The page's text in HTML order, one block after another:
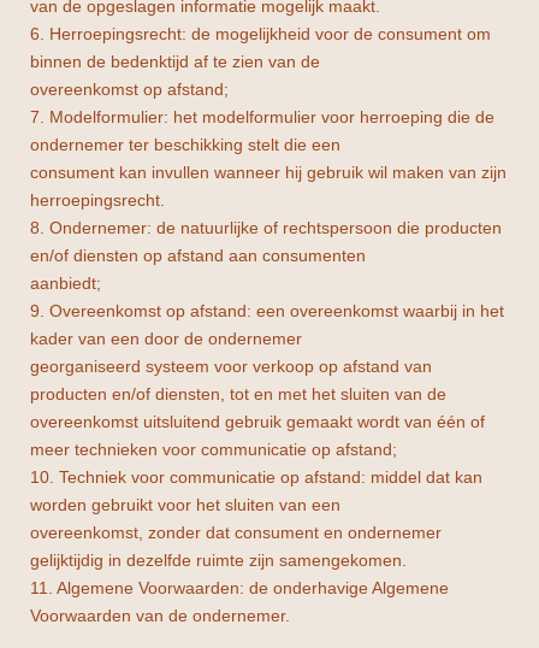
van de opgeslagen informatie mogelijk maakt.
6. Herroepingsrecht: de mogelijkheid voor de consument om
binnen de bedenktijd af te zien van de
overeenkomst op afstand;
7. Modelformulier: het modelformulier voor herroeping die de
ondernemer ter beschikking stelt die een
consument kan invullen wanneer hij gebruik wil maken van zijn
herroepingsrecht.
8. Ondernemer: de natuurlijke of rechtspersoon die producten
en/of diensten op afstand aan consumenten
aanbiedt;
9. Overeenkomst op afstand: een overeenkomst waarbij in het
kader van een door de ondernemer
georganiseerd systeem voor verkoop op afstand van
producten en/of diensten, tot en met het sluiten van de
overeenkomst uitsluitend gebruik gemaakt wordt van één of
meer technieken voor communicatie op afstand;
10. Techniek voor communicatie op afstand: middel dat kan
worden gebruikt voor het sluiten van een
overeenkomst, zonder dat consument en ondernemer
gelijktijdig in dezelfde ruimte zijn samengekomen.
11. Algemene Voorwaarden: de onderhavige Algemene
Voorwaarden van de ondernemer.